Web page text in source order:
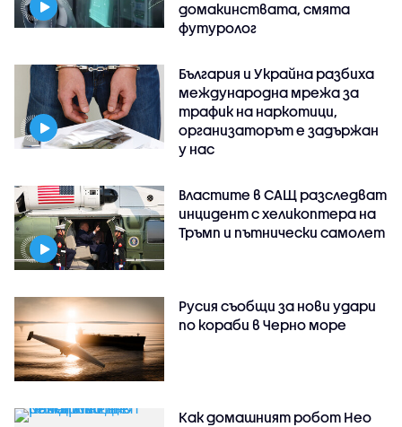
домакинствата, смята
футуролог
България и Украйна разбиха
международна мрежа за
трафик на наркотици,
организаторът е задържан
у нас
Властите в САЩ разследват
инцидент с хеликоптера на
Тръмп и пътнически самолет
Русия съобщи за нови удари
по кораби в Черно море
Как домашният робот Нео